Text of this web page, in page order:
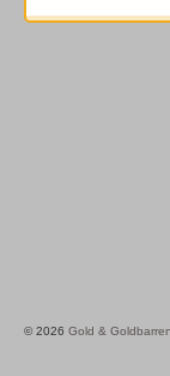
© 2026 Gold & Goldbarren